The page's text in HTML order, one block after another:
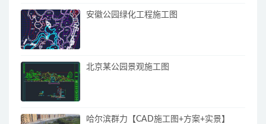
安徽公园绿化工程施工图
北京某公园景观施工图
哈尔滨群力【CAD施工图+方案+实景】